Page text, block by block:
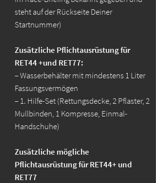
steht auf der Rückseite Deiner
Startnummer)
Zusätzliche Pflichtausrüstung für
RET44 +und RET77:
– Wasserbehälter mit mindestens 1 Liter
Fassungsvermögen
– 1. Hilfe-Set (Rettungsdecke, 2 Pflaster, 2
Mullbinden, 1 Kompresse, Einmal-
Handschuhe)
Zusätzliche mögliche
Pflichtausrüstung für RET44+ und
RET77